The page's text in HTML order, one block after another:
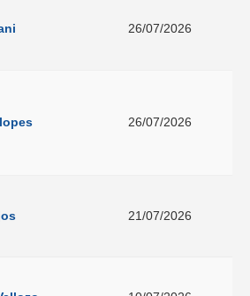
26/07/2026
26/07/2026
21/07/2026